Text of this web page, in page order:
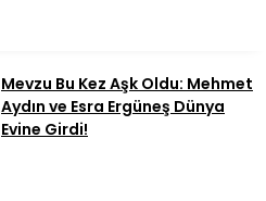
Mevzu Bu Kez Aşk Oldu: Mehmet
Aydın ve Esra Ergüneş Dünya
Evine Girdi!